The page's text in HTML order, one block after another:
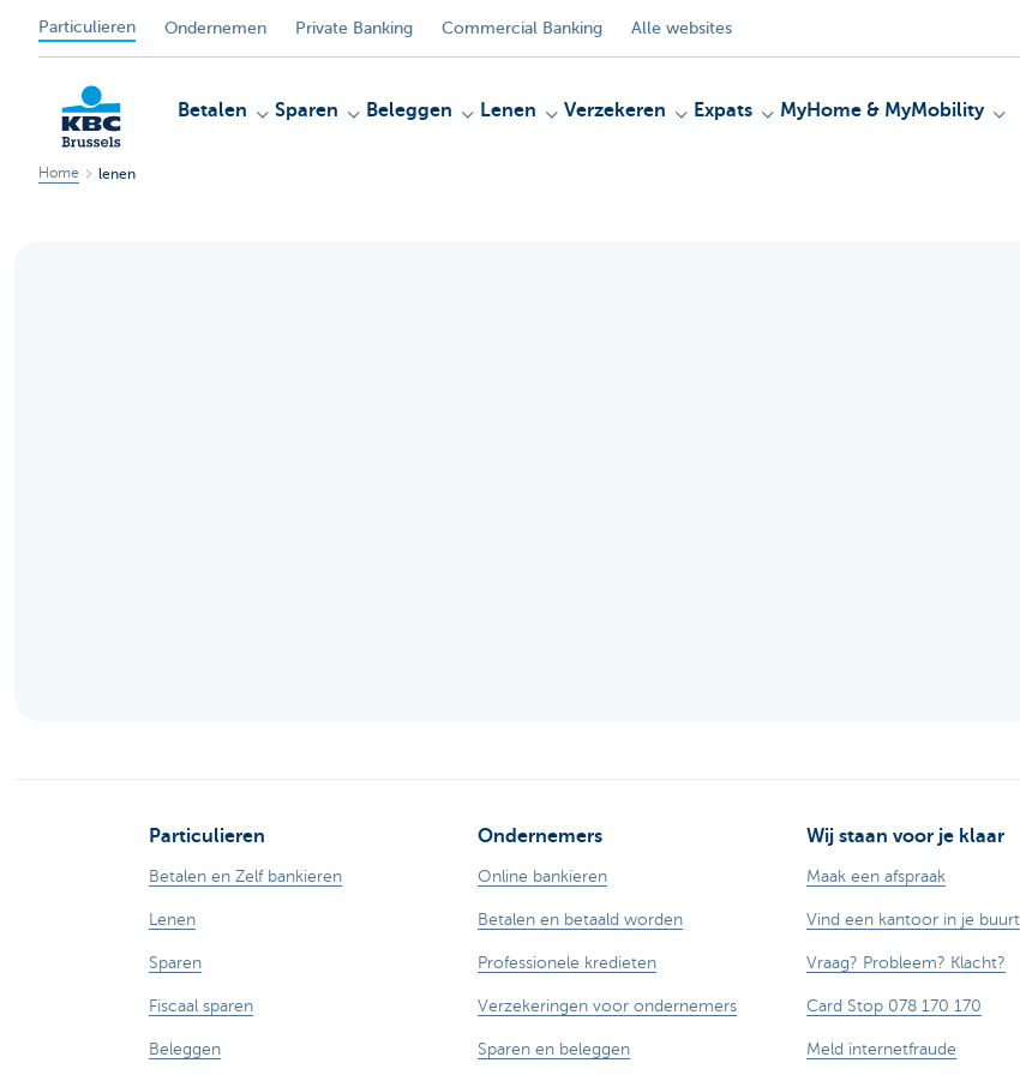
Particulieren Ondernemen Private Banking Commercial Banking Alle websites
Betalen Sparen Beleggen Lenen Verzekeren Expats MyHome & MyMobility
Home lenen
Particulieren
Betalen en Zelf bankieren
Lenen
Sparen
Fiscaal sparen
Beleggen
Ondernemers
Online bankieren
Betalen en betaald worden
Professionele kredieten
Verzekeringen voor ondernemers
Sparen en beleggen
Wij staan voor je klaar
Maak een afspraak
Vind een kantoor in je buurt
Vraag? Probleem? Klacht?
Card Stop 078 170 170
Meld internetfraude